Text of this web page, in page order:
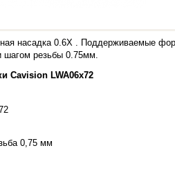
насадка 0.6Х . Поддерживаемые
резьбы 0.75мм.
Cavision LWA06x72
0,75 мм